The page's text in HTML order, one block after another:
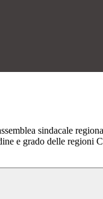
sindacale
e grado delle regioni